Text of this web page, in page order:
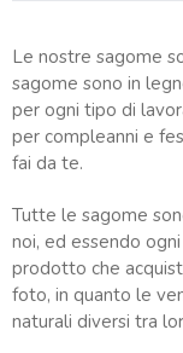
Le nostre sagome
sagome sono in
per ogni tipo di
per compleanni e
fai da te.
Tutte le sagome
noi, ed essendo
prodotto che
foto, in quanto le
naturali diversi tra